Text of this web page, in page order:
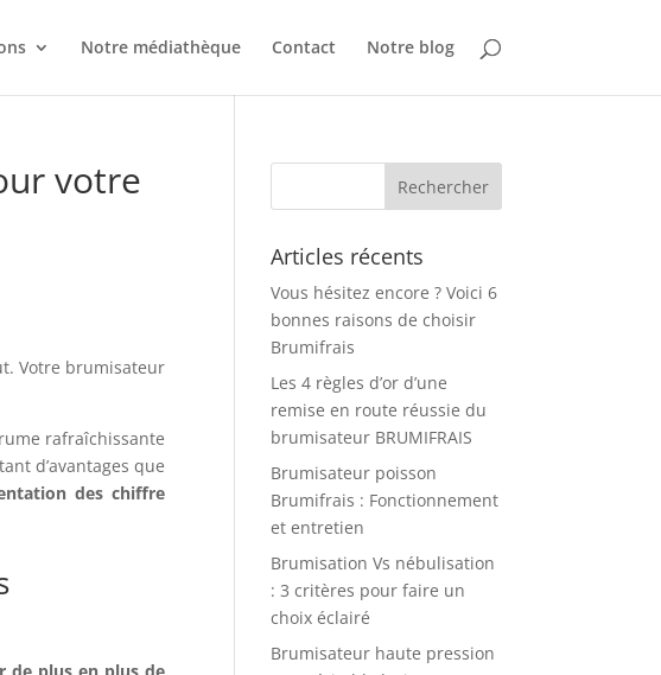
Notre médiathèque Contact Notre blog
votre
Votre brumisateur
rafraîchissante
d’avantages que
des chiffre
Articles récents
Vous hésitez encore ? Voici 6
bonnes raisons de choisir
Brumifrais
Les 4 règles d’or d’une
remise en route réussie du
brumisateur BRUMIFRAIS
Brumisateur poisson
Brumifrais : Fonctionnement
et entretien
Brumisation Vs nébulisation
: 3 critères pour faire un
choix éclairé
Brumisateur haute pression